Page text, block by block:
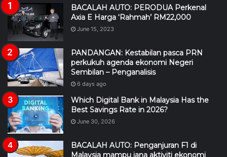
BACALAH AUTO: PERODUA Perkenal
Axia E Harga ‘Rahmah’ RM22,000
June 15, 2023
PANDANGAN: Kestabilan pasca PRN
perkukuh agenda ekonomi Negeri
Sembilan – Penganalisis
6 days ago
Which Digital Bank in Malaysia Has the
Best Savings Rate in 2026?
June 30, 2026
BACALAH AUTO: Penganjuran F1 di
Malaysia mampu jana aktiviti ekonomi